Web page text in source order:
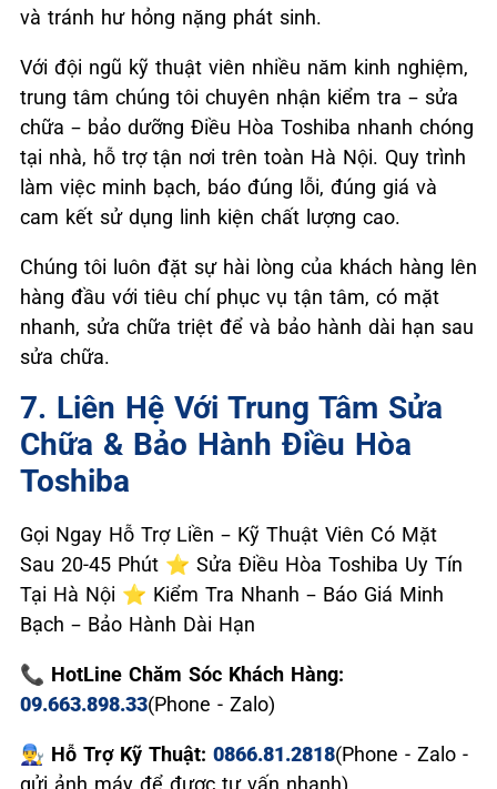
và tránh hư hỏng nặng phát sinh.
Với đội ngũ kỹ thuật viên nhiều năm kinh nghiệm,
trung tâm chúng tôi chuyên nhận kiểm tra – sửa
chữa – bảo dưỡng Điều Hòa Toshiba nhanh chóng
tại nhà, hỗ trợ tận nơi trên toàn Hà Nội. Quy trình
làm việc minh bạch, báo đúng lỗi, đúng giá và
cam kết sử dụng linh kiện chất lượng cao.
Chúng tôi luôn đặt sự hài lòng của khách hàng lên
hàng đầu với tiêu chí phục vụ tận tâm, có mặt
nhanh, sửa chữa triệt để và bảo hành dài hạn sau
sửa chữa.
7. Liên Hệ Với Trung Tâm Sửa
Chữa & Bảo Hành Điều Hòa
Toshiba
Gọi Ngay Hỗ Trợ Liền – Kỹ Thuật Viên Có Mặt
Sau 20-45 Phút ⭐ Sửa Điều Hòa Toshiba Uy Tín
Tại Hà Nội ⭐ Kiểm Tra Nhanh – Báo Giá Minh
Bạch – Bảo Hành Dài Hạn
📞 HotLine Chăm Sóc Khách Hàng:
09.663.898.33(Phone - Zalo)
👨‍🔧 Hỗ Trợ Kỹ Thuật: 0866.81.2818(Phone - Zalo -
gửi ảnh máy để được tư vấn nhanh)